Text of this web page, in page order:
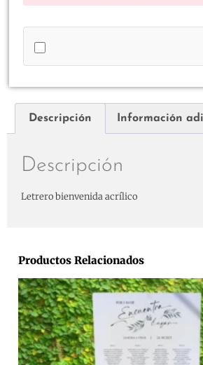
Descripción Información
Descripción
Letrero bienvenida acrílico
Productos Relacionados